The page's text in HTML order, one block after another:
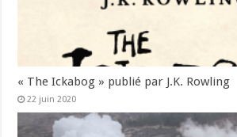
« The Ickabog » publié par J.K. Rowling
22 juin 2020